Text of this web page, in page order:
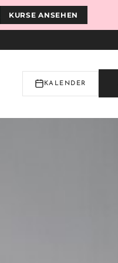
KALENDER
KURSE ANSEHEN